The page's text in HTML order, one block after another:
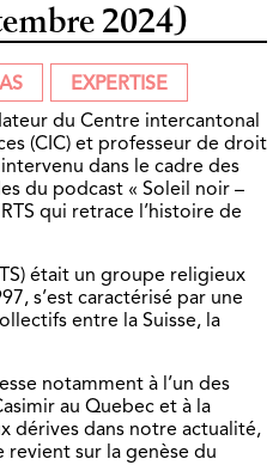
2024)
EXPERTISE
du Centre intercantonal
(CIC) et professeur de droit
dans le cadre des
du podcast « Soleil noir –
qui retrace l’histoire de
était un groupe religieux
s’est caractérisé par une
entre la Suisse, la
notamment à l’un des
au Quebec et à la
dérives dans notre actualité,
sur la genèse du